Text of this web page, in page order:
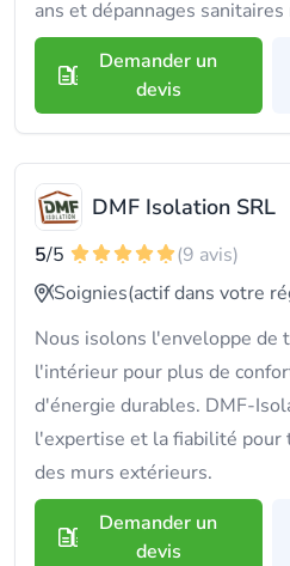
ans et dépannages
Demander un
devis
DMF Isolation SRL
5/5
(9 avis)
Soignies(actif dans votre
Nous isolons l'enveloppe de
l'intérieur pour plus de
d'énergie durables. DMF-
l'expertise et la fiabilité
des murs extérieurs.
Demander un
devis